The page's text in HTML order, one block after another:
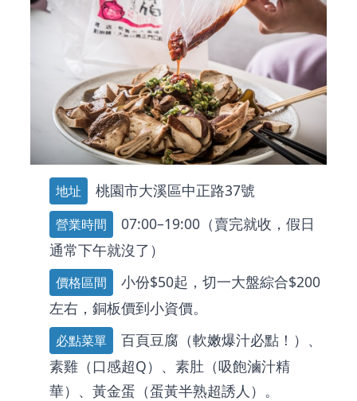
地址 桃園市大溪區中正路37號
營業時間
07:00–19:00（賣完就收，假日
通常下午就沒了）
價格區間
小份$50起，切一大盤綜合$200
左右，銅板價到小資價。
必點菜單
百頁豆腐（軟嫩爆汁必點！）、
素雞（口感超Q）、素肚（吸飽滷汁精
華）、黃金蛋（蛋黃半熟超誘人）。